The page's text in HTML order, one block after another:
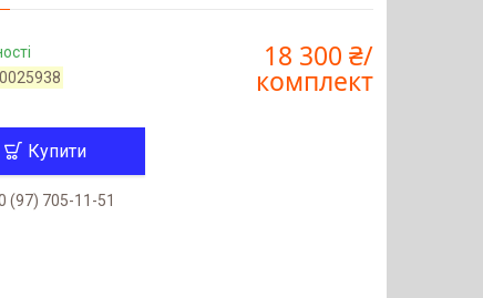
18 300 ₴/
комплект
Купити
(97) 705-11-51